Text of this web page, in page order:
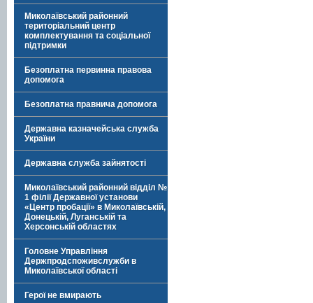
Миколаївський районний
територіальний центр
комплектування та соціальної
підтримки
Безоплатна первинна правова
допомога
Безоплатна правнича допомога
Державна казначейська служба
України
Державна служба зайнятості
Миколаївський районний відділ №
1 філії Державної установи
«Центр пробації» в Миколаївській,
Донецькій, Луганській та
Херсонській областях
Головне Управління
Держпродспоживслужби в
Миколаївської області
Герої не вмирають